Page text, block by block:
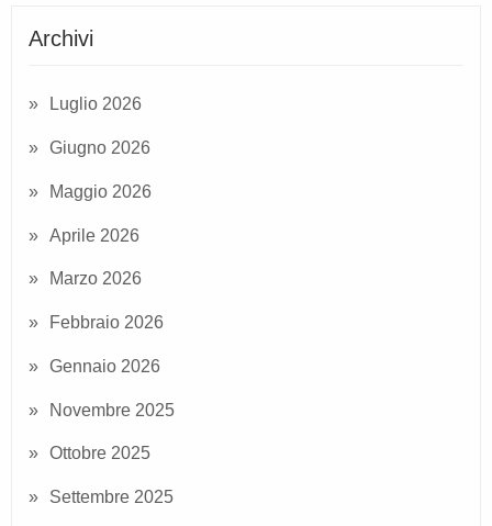
Archivi
Luglio 2026
Giugno 2026
Maggio 2026
Aprile 2026
Marzo 2026
Febbraio 2026
Gennaio 2026
Novembre 2025
Ottobre 2025
Settembre 2025